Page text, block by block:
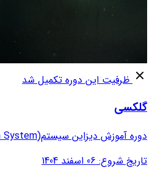
ظرفیت این دوره تکمیل شد
گلکسی
دوره آموزش دیزاین سیستم(Design System) جامع
تاریخ شروع: 06 اسفند 1404